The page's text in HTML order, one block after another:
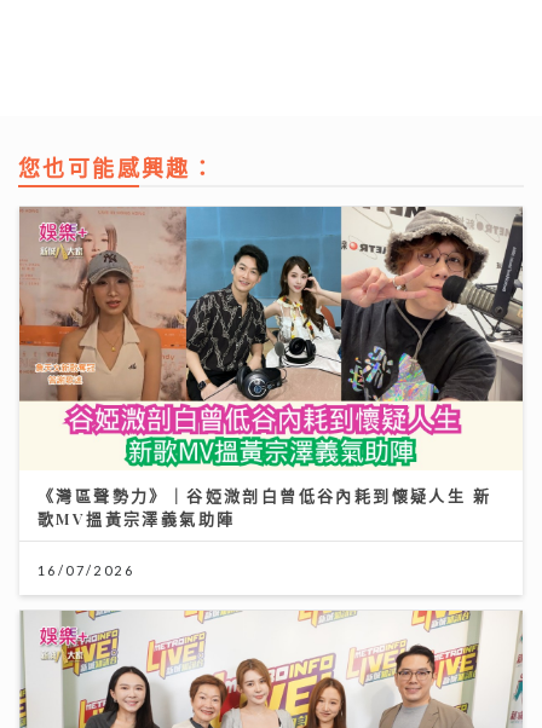
您也可能感興趣：
《灣區聲勢力》｜谷婭溦剖白曾低谷內耗到懷疑人生 新
歌MV搵黃宗澤義氣助陣
16/07/2026